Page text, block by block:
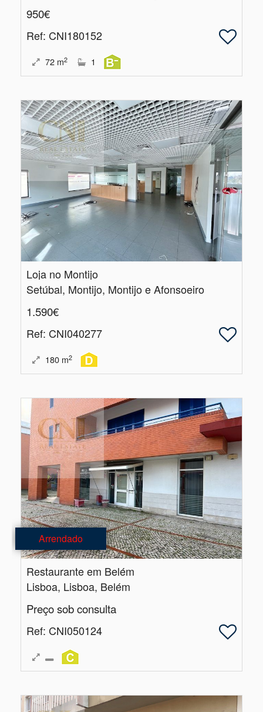
950€
Ref: CNI180152
72 m2 1
Loja no Montijo
Setúbal, Montijo, Montijo e Afonsoeiro
1.590€
Ref: CNI040277
180 m2
Arrendado
Restaurante em Belém
Lisboa, Lisboa, Belém
Preço sob consulta
Ref: CNI050124